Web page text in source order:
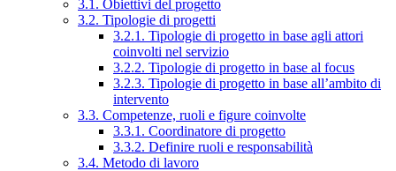
3.1. Obiettivi del progetto
3.2. Tipologie di progetti
3.2.1. Tipologie di progetto in base agli attori
coinvolti nel servizio
3.2.2. Tipologie di progetto in base al focus
3.2.3. Tipologie di progetto in base all’ambito di
intervento
3.3. Competenze, ruoli e figure coinvolte
3.3.1. Coordinatore di progetto
3.3.2. Definire ruoli e responsabilità
3.4. Metodo di lavoro